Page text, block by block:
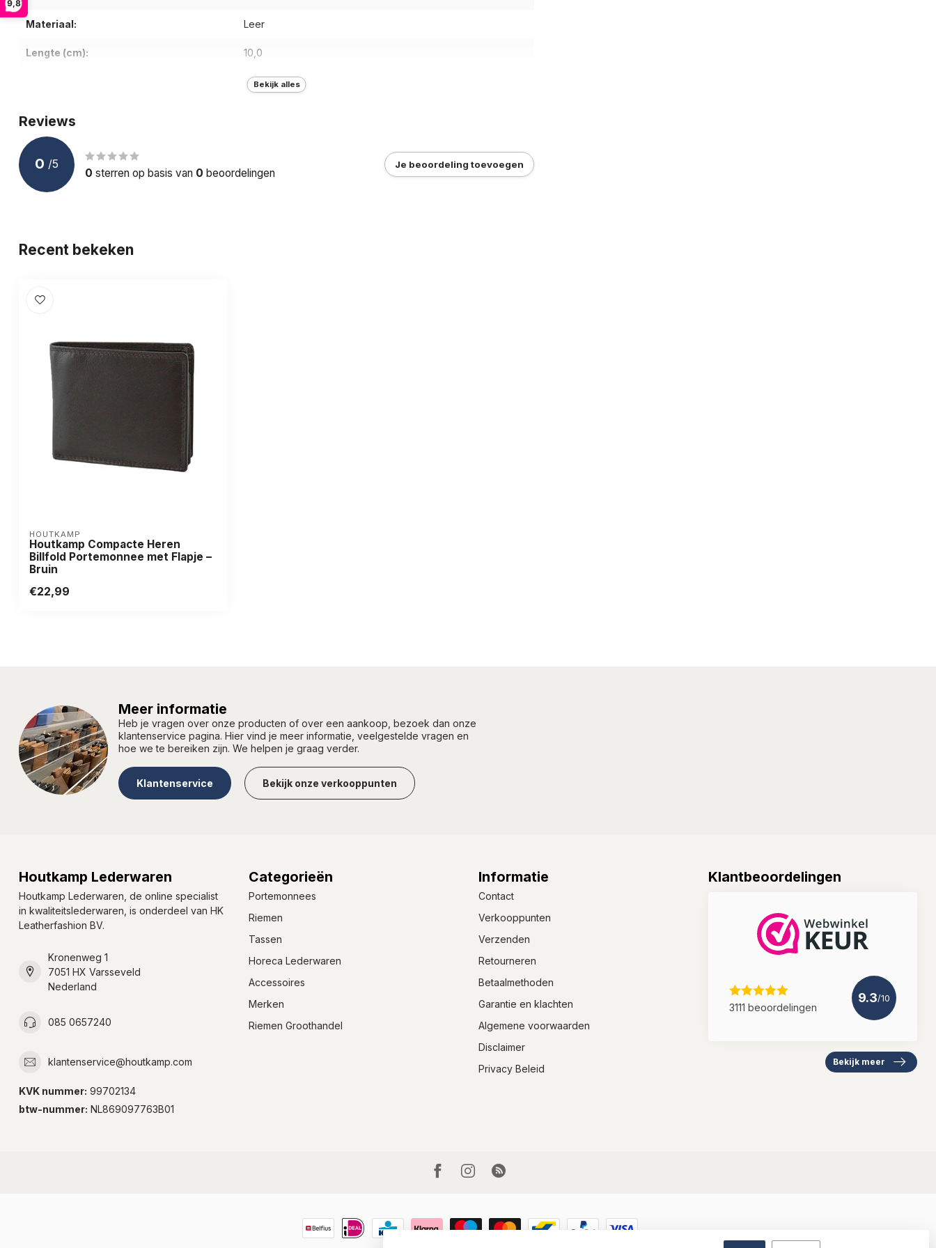
9,8
Materiaal: Leer
Lengte (cm): 10,0
8,5
Gewicht (g):
Aantal vakken: 11
Aantal pasjesvakken:
RFID bescherming:
Bekijk alles
Reviews
0 /5
0 sterren op basis van 0 beoordelingen
Je beoordeling toevoegen
Recent bekeken
HOUTKAMP
Houtkamp Compacte Heren
Billfold Portemonnee met Flapje –
Bruin
€22,99
Meer informatie
Heb je vragen over onze producten of over een aankoop, bezoek dan onze
klantenservice pagina. Hier vind je meer informatie, veelgestelde vragen en
hoe we te bereiken zijn. We helpen je graag verder.
Klantenservice Bekijk onze verkooppunten
Houtkamp Lederwaren
Houtkamp Lederwaren, de online specialist
in kwaliteitslederwaren, is onderdeel van HK
Leatherfashion BV.
Kronenweg 1
7051 HX Varsseveld
Nederland
085 0657240
klantenservice@houtkamp.com
KVK nummer: 99702134
btw-nummer: NL869097763B01
Categorieën
Portemonnees
Riemen
Tassen
Horeca Lederwaren
Accessoires
Merken
Riemen Groothandel
Informatie
Contact
Verkooppunten
Verzenden
Retourneren
Betaalmethoden
Garantie en klachten
Algemene voorwaarden
Disclaimer
Privacy Beleid
Klantbeoordelingen
3111 beoordelingen
9.3/10
Bekijk meer